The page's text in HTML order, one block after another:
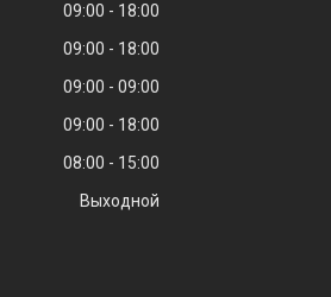
09:00
18:00
09:00
18:00
09:00
09:00
09:00
18:00
08:00
15:00
Выходной